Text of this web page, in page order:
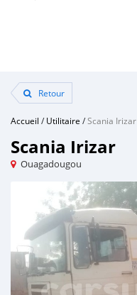
Retour
Accueil /Utilitaire /Scania Irizar
Scania Irizar
Ouagadougou